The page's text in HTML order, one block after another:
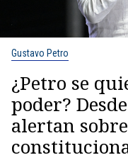
Gustavo Petro
¿Petro se
poder?
alertan